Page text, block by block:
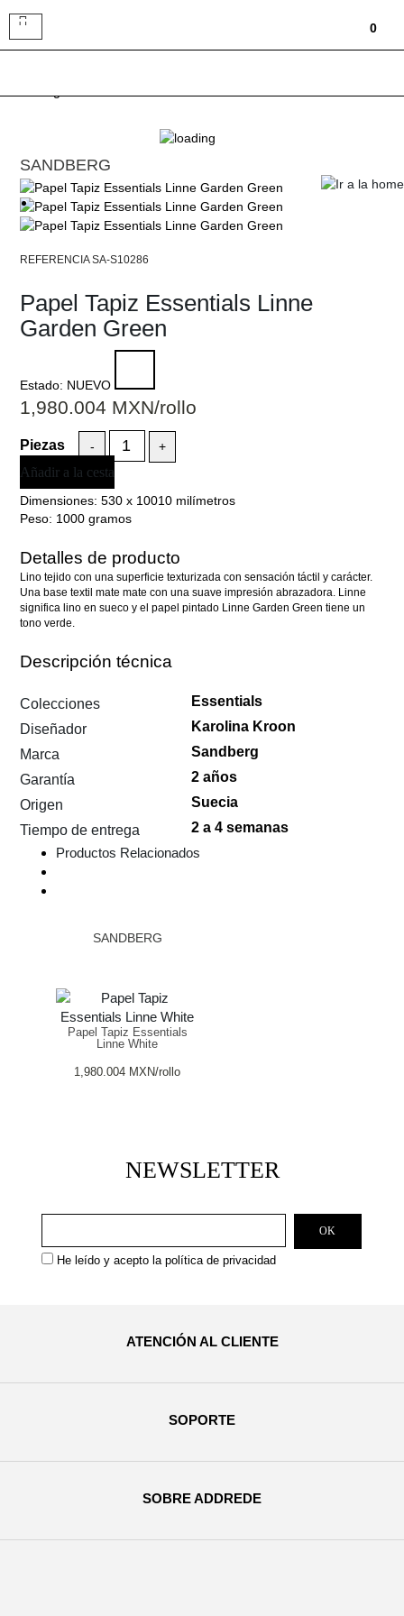
0
Toggle
SANDBERG
SA-S10286
Papel Tapiz Essentials Linne
Garden Green
Estado: NUEVO
1,980.004 MXN/rollo
- +
Añadir a la cesta
Dimensiones: 530 x 10010 milímetros
Peso: 1000 gramos
Detalles de producto
Lino tejido con una superficie texturizada con sensación táctil y carácter.
Una base textil mate mate con una suave impresión abrazadora. Linne
significa lino en sueco y el papel pintado Linne Garden Green tiene un
tono verde.
Descripción técnica
Colecciones
Essentials
Diseñador
Karolina Kroon
Marca
Sandberg
Garantía
2 años
Origen
Suecia
Tiempo de entrega
2 a 4 semanas
Productos Relacionados
SANDBERG
Papel Tapiz Essentials
Linne White
1,980.004 MXN/rollo
NEWSLETTER
He leído y acepto lapolítica de privacidad
ATENCIÓN AL CLIENTE
SOPORTE
SOBRE ADDREDE